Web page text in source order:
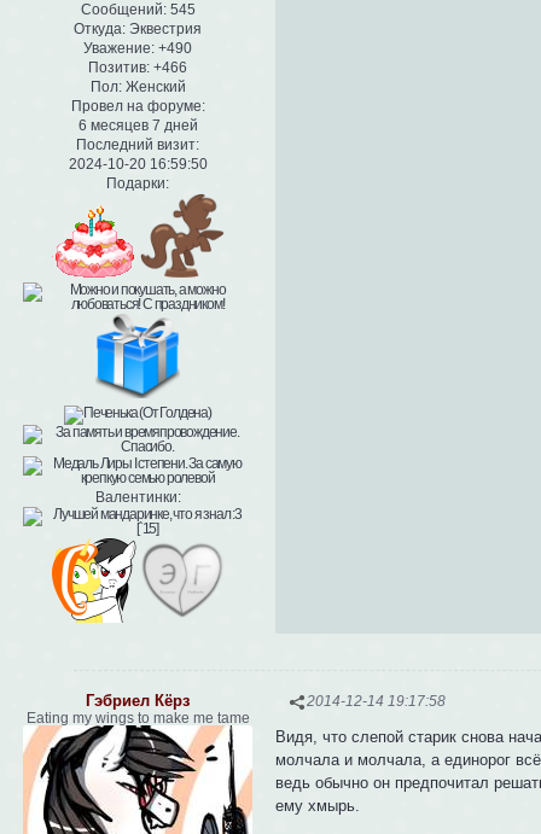
Сообщений:545
Откуда: Эквестрия
Уважение: +490
Позитив: +466
Пол:Женский
Провел на форуме:
6 месяцев 7 дней
Последний визит:
2024-10-20 16:59:50
Подарки:
Валентинки:
2014-12-14 19:17:58
Гэбриел Кёрз
Eating my wings to make me tame
Видя, что слепой старик снова
молчала и молчала, а единорог
ведь обычно он предпочитал
ему хмырь.